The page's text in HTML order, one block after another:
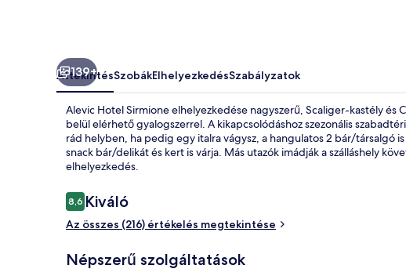
139+
ÁttekintésSzobákElhelyezkedésSzabályzatok
Alevic Hotel Sirmione elhelyezkedése nagyszerű, Scaliger-kastély és
belül elérhető gyalogszerrel. A kikapcsolódáshoz szezonális
rád helyben, ha pedig egy italra vágysz, a hangulatos 2 bár/társalgó
snack bár/delikát és kert is várja. Más utazók imádják a szálláshely
elhelyezkedés.
Értékelések
8,68,6 ennyiből: 10
Kiváló
Az összes (216) értékelés megtekintése
Népszerű szolgáltatások